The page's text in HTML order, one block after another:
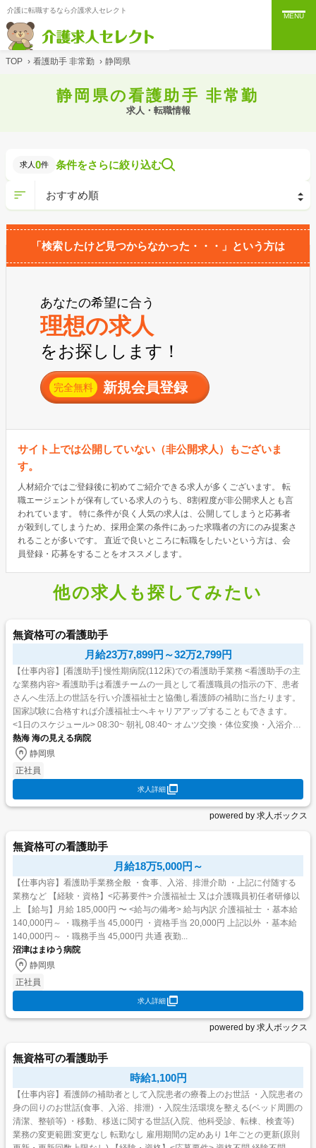
介護に転職するなら介護求人セレクト
MENU
TOP › 看護助手 非常勤 › 静岡県
静岡県の看護助手 非常勤
求人・転職情報
求人 0件 条件をさらに絞り込む
「検索したけど見つからなかった・・・」という方は
あなたの希望に合う
理想の求人
をお探しします！
完全無料 新規会員登録
サイト上では公開していない（非公開求人）もございま
す。
人材紹介ではご登録後に初めてご紹介できる求人が多くございます。 転
職エージェントが保有している求人のうち、8割程度が非公開求人とも言
われています。 特に条件が良く人気の求人は、公開してしまうと応募者
が殺到してしまうため、採用企業の条件にあった求職者の方にのみ提案さ
れることが多いです。 直近で良いところに転職をしたいという方は、会
員登録・応募をすることをオススメします。
他の求人も探してみたい
無資格可の看護助手
月給23万7,899円～32万2,799円
【仕事内容】[看護助手] 慢性期病院(112床)での看護助手業務 <看護助手の主
な業務内容> 看護助手は看護チームの一員として看護職員の指示の下、患者
さんへ生活上の世話を行い介護福祉士と協働し看護師の補助に当たります。
国家試験に合格すれば介護福祉士へキャリアアップすることもできます。
<1日のスケジュール> 08:30~ 朝礼 08:40~ オムツ交換・体位変換・入浴介助
10:00~ マウス...
熱海 海の見える病院
静岡県
正社員
求人詳細
powered by 求人ボックス
無資格可の看護助手
月給18万5,000円～
【仕事内容】看護助手業務全般 ・食事、入浴、排泄介助 ・上記に付随する
業務など 【経験・資格】<応募要件> 介護福祉士 又は介護職員初任者研修以
上 【給与】月給 185,000円 〜 <給与の備考> 給与内訳 介護福祉士 ・基本給
140,000円～ ・職務手当 45,000円 ・資格手当 20,000円 上記以外 ・基本給
140,000円～ ・職務手当 45,000円 共通 夜勤...
沼津はまゆう病院
静岡県
正社員
求人詳細
powered by 求人ボックス
無資格可の看護助手
時給1,100円
【仕事内容】看護師の補助者として入院患者の療養上のお世話 ・入院患者の
身の回りのお世話(食事、入浴、排泄) ・入院生活環境を整える(ベッド周囲の
清潔、整頓等) ・移動、移送に関する世話(入院、他科受診、転棟、検査等)
業務の変更範囲:変更なし 転勤なし 雇用期間の定めあり 1年ごとの更新(原則